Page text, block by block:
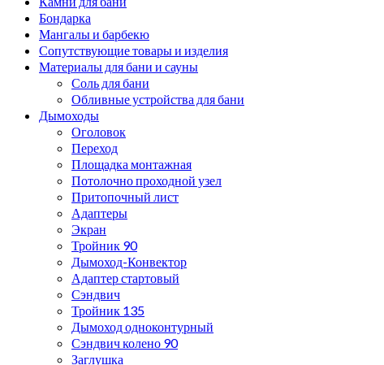
Бондарка
Мангалы и барбекю
Сопутствующие товары и изделия
Материалы для бани и сауны
Соль для бани
Обливные устройства для бани
Дымоходы
Оголовок
Переход
Площадка монтажная
Потолочно проходной узел
Притопочный лист
Адаптеры
Экран
Тройник 90
Дымоход-Конвектор
Адаптер стартовый
Сэндвич
Тройник 135
Дымоход одноконтурный
Сэндвич колено 90
Заглушка